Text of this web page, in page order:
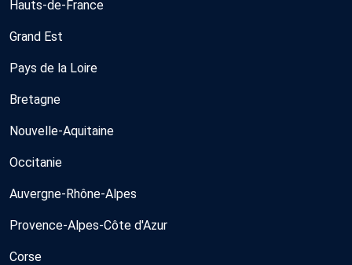
Hauts-de-France
Grand Est
Pays de la Loire
Bretagne
Nouvelle-Aquitaine
Occitanie
Auvergne-Rhône-Alpes
Provence-Alpes-Côte d'Azur
Corse